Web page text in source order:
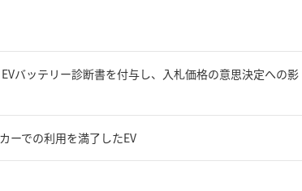
バッテリー診断書を付与し、入札価格の意思決定への影
ーでの利用を満了したEV